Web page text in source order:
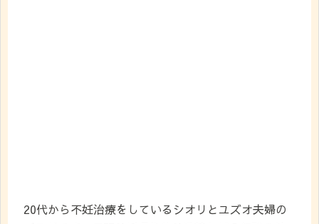
20代から不妊治療をしているシオリとユズオ夫婦の